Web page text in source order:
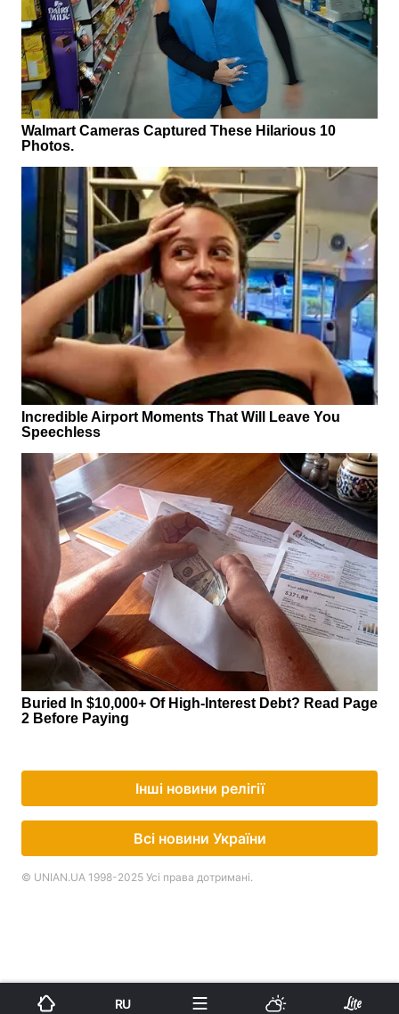
Інші новини релігії
Всі новини України
© UNIAN.UA 1998-2025 Усі права дотримані.
RU